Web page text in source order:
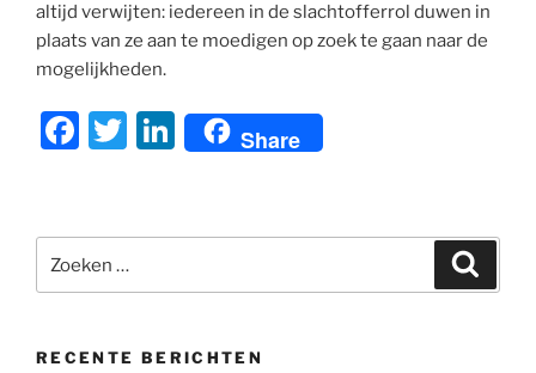
altijd verwijten: iedereen in de slachtofferrol duwen in
plaats van ze aan te moedigen op zoek te gaan naar de
mogelijkheden.
F
e
b
o
T
er
Li
n
e
dI
Share
naar:
RECENTE BERICHTEN